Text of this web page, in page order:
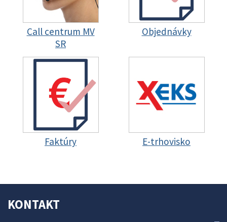
Call centrum MV
SR
Objednávky
Faktúry E-trhovisko
KONTAKT